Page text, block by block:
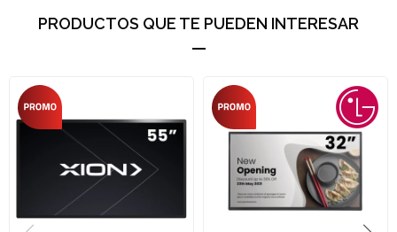
PRODUCTOS QUE TE PUEDEN INTERESAR